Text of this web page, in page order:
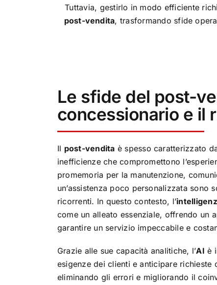
Tuttavia, gestirlo in modo efficiente
post-vendita, trasformando sfide
Le sfide del post-
concessionario e il
Il post-vendita è spesso caratterizzato
inefficienze che compromettono
promemoria per la manutenzione,
un’assistenza poco personalizzata sono
ricorrenti. In questo contesto, l’
come un alleato essenziale, offrendo un
garantire un servizio impeccabile e
Grazie alle sue capacità analitiche, l’AI è
esigenze dei clienti e anticipare richieste
eliminando gli errori e migliorando il